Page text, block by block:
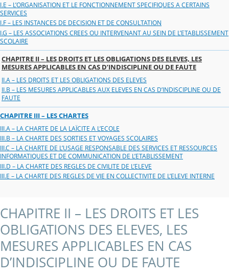
I.E – L’ORGANISATION ET LE FONCTIONNEMENT SPECIFIQUES A CERTAINS
SERVICES
I.F – LES INSTANCES DE DECISION ET DE CONSULTATION
I.G – LES ASSOCIATIONS CREES OU INTERVENANT AU SEIN DE L’ETABLISSEMENT
SCOLAIRE
CHAPITRE II – LES DROITS ET LES OBLIGATIONS DES ELEVES, LES
MESURES APPLICABLES EN CAS D’INDISCIPLINE OU DE FAUTE
II.A – LES DROITS ET LES OBLIGATIONS DES ELEVES
II.B – LES MESURES APPLICABLES AUX ELEVES EN CAS D’INDISCIPLINE OU DE
FAUTE
CHAPITRE III – LES CHARTES
III.A – LA CHARTE DE LA LAÏCITE A L’ECOLE
III.B – LA CHARTE DES SORTIES ET VOYAGES SCOLAIRES
III.C – LA CHARTE DE L’USAGE RESPONSABLE DES SERVICES ET RESSOURCES
INFORMATIQUES ET DE COMMUNICATION DE L’ETABLISSEMENT
III.D – LA CHARTE DES REGLES DE CIVILITE DE L’ELEVE
III.E – LA CHARTE DES REGLES DE VIE EN COLLECTIVITE DE L’ELEVE INTERNE
CHAPITRE II – LES DROITS ET LES
OBLIGATIONS DES ELEVES, LES
MESURES APPLICABLES EN CAS
D’INDISCIPLINE OU DE FAUTE